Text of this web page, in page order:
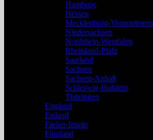
Hamburg
Hessen
Mecklenburg-Vorpommern
Niedersachsen
Nordrhein-Westfalen
Rheinland-Pfalz
Saarland
Sachsen
Sachsen-Anhalt
Schleswig-Holstein
Thüringen
England
Estland
Färöer-Inseln
Finnland